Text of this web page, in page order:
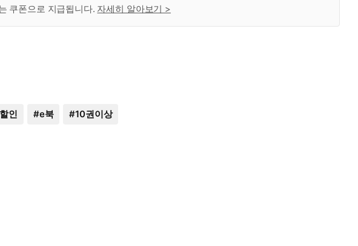
쿠폰으로 지급됩니다. 자세히 알아보기 >
인 #e북 #10권이상